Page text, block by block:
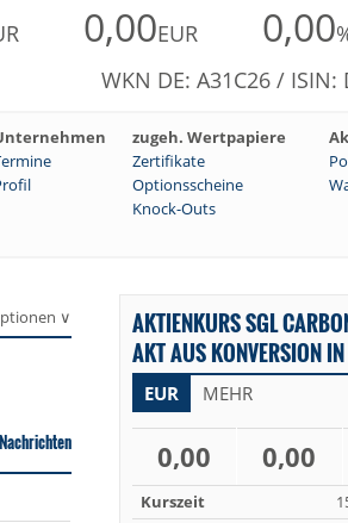
0,00EUR 0,00
WKN DE: A31C26 / ISIN:
zugeh. Wertpapiere
Zertifikate
Optionsscheine
Knock-Outs
∨
AKTIENKURS SGL
AKT AUS KONVERSION
EUR MEHR
0,00 0,00
Kurszeit